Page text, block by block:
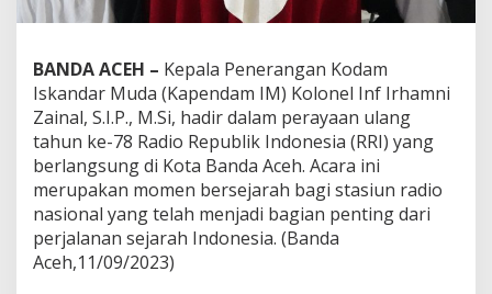
BANDA ACEH – Kepala Penerangan Kodam
Iskandar Muda (Kapendam IM) Kolonel Inf Irhamni
Zainal, S.I.P., M.Si, hadir dalam perayaan ulang
tahun ke-78 Radio Republik Indonesia (RRI) yang
berlangsung di Kota Banda Aceh. Acara ini
merupakan momen bersejarah bagi stasiun radio
nasional yang telah menjadi bagian penting dari
perjalanan sejarah Indonesia. (Banda
Aceh,11/09/2023)